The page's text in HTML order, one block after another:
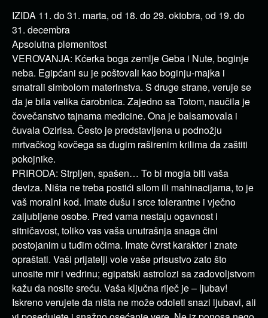
IZIDA 11. do 31. marta, od 18. do 29. oktobra, od 19. do
31. decembra
Apsolutna plemenitost
VEROVANJA: Kćerka boga zemlje Geba i Nute, boginje
neba. Egipćani su je poštovali kao boginju-majka i
smatrali simbolom materinstva. S druge strane, veruje se
da je bila velika čarobnica. Zajedno sa Totom, naučila je
čovečanstvo tajnama medicine. Ona je balsamovala i
čuvala Ozirisa. Često je predstavljena u podnožju
mrtvačkog kovčega sa dugim raširenim krilima da zaštiti
pokojnike.
PRIRODA: Strpljen, spašen… To bi mogla biti vaša
deviza. Ništa ne treba postići silom ili mahinacijama, to je
vaš moralni kod. Imate dušu i srce tolerantne i vječno
zaljubljene osobe. Pred vama nestaju ogavnost i
sitničavost, toliko vas vaša unutrašnja snaga čini
postojanim u tuđim očima. Imate čvrst karakter i znate
opraštati. Vaši prijatelji vole vaše prisustvo zato što
unosite mir i vedrinu; egipatski astrolozi sa zadovoljstvom
kažu da nosite sreću. Vaša ključna riječ je – ljubav!
Iskreno verujete da ništa ne može odoleti snazi ljubavi, ali